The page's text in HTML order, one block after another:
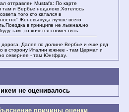
отправлен Mustafa: По карте
там и Вербье недалеко.Хотелось
того кто катался в
Женевы куда лучше всего
в принципе не лыжная,но
там ,то хочется совместить.
дорога. Далее по долине Вербье и еще ряд
в сторону Италии южнее - там Цермат и
севернее - там Юнгфрау.
не оценивалось
причины оценки